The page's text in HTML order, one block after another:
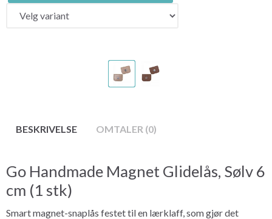
BESKRIVELSE OMTALER (0)
Go Handmade Magnet Glidelås, Sølv 6
cm (1 stk)
Smart magnet-snaplås festet til en lærklaff, som gjør det